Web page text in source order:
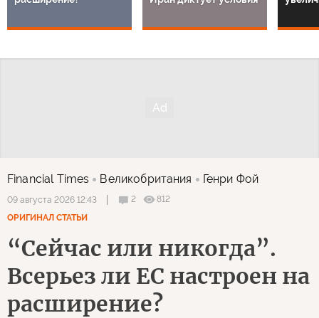
Financial Times Великобритания Генри Фой
09 августа 2026 12:43 2
812
ОРИГИНАЛ СТАТЬИ
“Сейчас или никогда”.
Всерьез ли ЕС настроен на
расширение?